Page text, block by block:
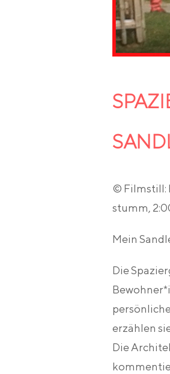
© Filmstill:
stumm,
Mein
Die
erzählen
Die